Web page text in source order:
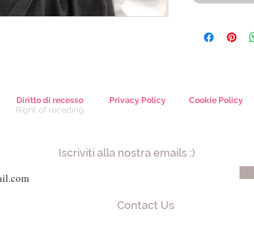
Diritto di recesso
Right of receding
Privacy Policy Cookie Policy
Iscriviti alla nostra emails :)
Contact Us